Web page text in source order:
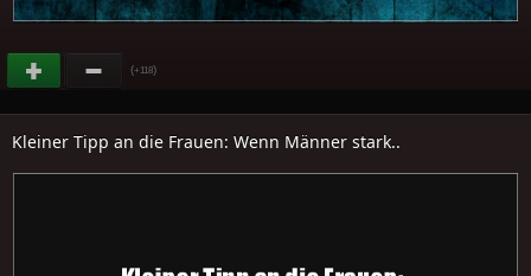
(+118)
Kleiner Tipp an die Frauen: Wenn Männer stark..